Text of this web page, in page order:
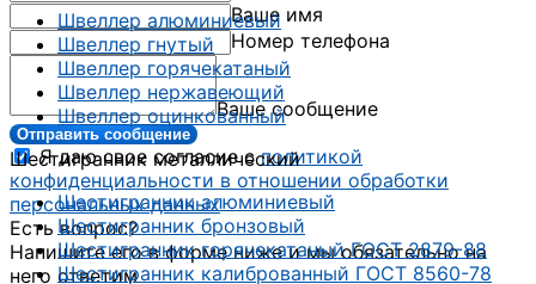
Швеллер алюминиевый
Швеллер гнутый
Швеллер горячекатаный
Швеллер нержавеющий
Швеллер оцинкованный
Шестигранник металлический
Шестигранник алюминиевый
Шестигранник бронзовый
Шестигранник горячекатаный ГОСТ 2879-88
Шестигранник калиброванный ГОСТ 8560-78
Ваше имя
Номер телефона
Ваше сообщение
Отправить сообщение
Я даю свое согласие сполитикой
конфиденциальности в отношении обработки
персональных данных
Есть вопрос?
Напишите его в форме ниже и мы обязательно на
него ответим